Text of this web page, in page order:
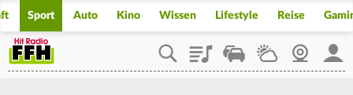
Sport Auto Kino Wissen Lifestyle Reise
PlaylistStaupilotWetterWebcam